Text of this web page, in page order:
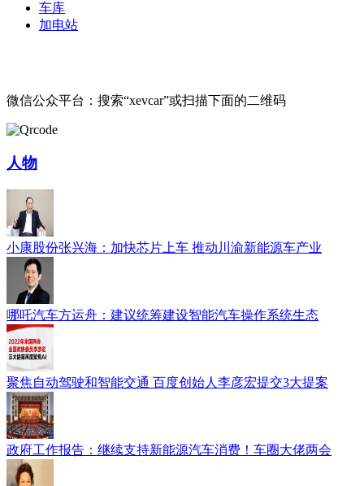
车库
加电站
微信公众平台：搜索“xevcar”或扫描下面的二维码
人物
小康股份张兴海：加快芯片上车 推动川渝新能源车产业
哪吒汽车方运舟：建议统筹建设智能汽车操作系统生态
聚焦自动驾驶和智能交通 百度创始人李彦宏提交3大提案
政府工作报告：继续支持新能源汽车消费！车圈大佬两会